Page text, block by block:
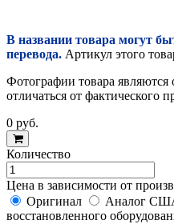
В названии товара могут
перевода. Артикул этого
Фотографии товара
отличаться от фактического
0 руб.
Количество
Цена в зависимости от
Оригинал
Аналог
восстановленного